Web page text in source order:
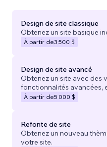
Design de site classique
Obtenez un site basique
À partir de3 500 $
Design de site avancé
Obtenez un site avec des
fonctionnalités avancées,
À partir de5 000 $
Refonte de site
Obtenez un nouveau
votre site.